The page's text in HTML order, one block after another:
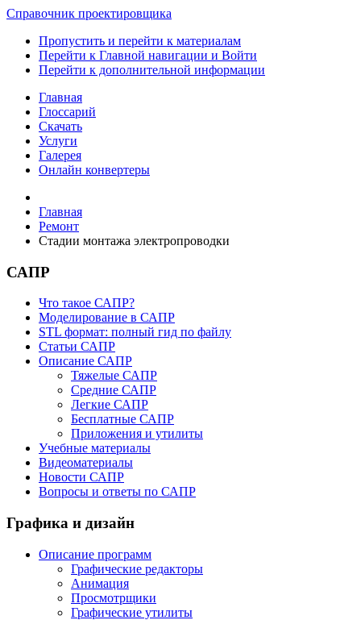
Справочник проектировщика
Пропустить и перейти к материалам
Перейти к Главной навигации и Войти
Перейти к дополнительной информации
Главная
Глоссарий
Скачать
Услуги
Галерея
Онлайн конвертеры
Главная
Ремонт
Стадии монтажа электропроводки
САПР
Что такое САПР?
Моделирование в САПР
STL формат: полный гид по файлу
Статьи САПР
Описание САПР
Тяжелые САПР
Средние САПР
Легкие САПР
Бесплатные САПР
Приложения и утилиты
Учебные материалы
Видеоматериалы
Новости САПР
Вопросы и ответы по САПР
Графика и дизайн
Описание программ
Графические редакторы
Анимация
Просмотрщики
Графические утилиты